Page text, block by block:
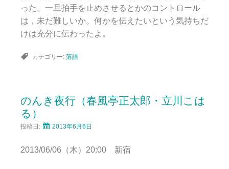
った。一旦拍手を止めさせるとかのコントロール
は，未だ難しいか。何かを伝えたいという気持ちだ
けは充分に伝わったよ。
カテゴリー: 落語
のんき夜行（春風亭正太郎・立川こは
る）
投稿日: 2013年6月6日
2013/06/06（木）20:00 新宿